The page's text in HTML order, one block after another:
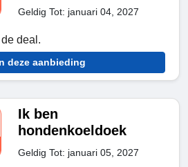
Geldig Tot: januari 04, 2027
deal.
deze aanbieding
Ik ben
hondenkoeldoek
Geldig Tot: januari 05, 2027